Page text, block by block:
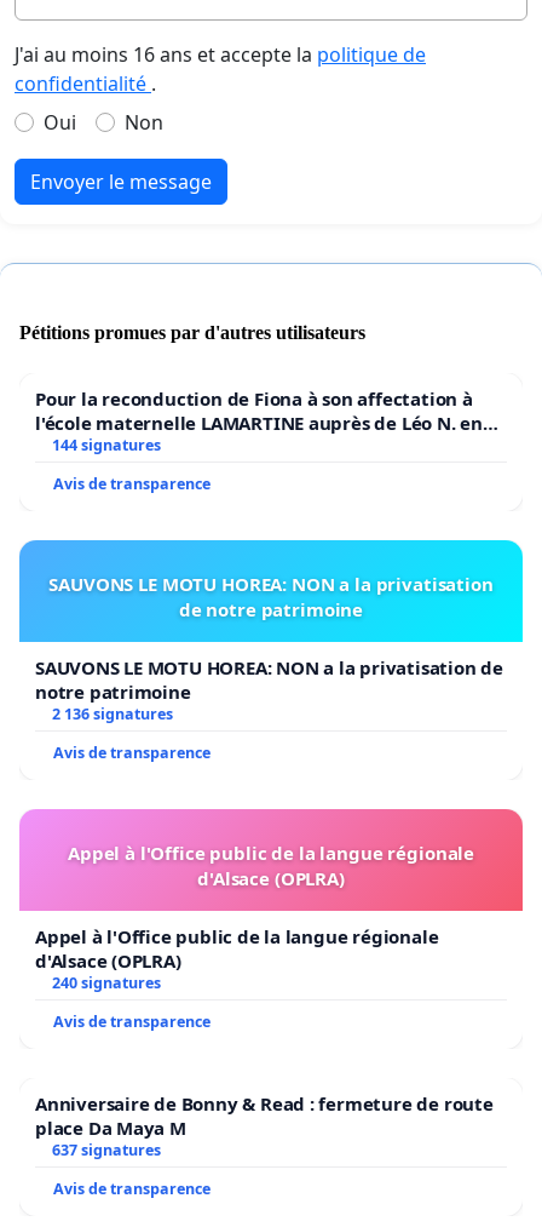
J'ai au moins 16 ans et accepte la politique de
confidentialité .
Oui
Non
Envoyer le message
Pétitions promues par d'autres utilisateurs
Pour la reconduction de Fiona à son affectation à
l'école maternelle LAMARTINE auprès de Léo N. en
2026/2027
144 signatures
Avis de transparence
SAUVONS LE MOTU HOREA: NON a la privatisation
de notre patrimoine
SAUVONS LE MOTU HOREA: NON a la privatisation de
notre patrimoine
2 136 signatures
Avis de transparence
Appel à l'Office public de la langue régionale
d'Alsace (OPLRA)
Appel à l'Office public de la langue régionale
d'Alsace (OPLRA)
240 signatures
Avis de transparence
Anniversaire de Bonny & Read : fermeture de route
place Da Maya M
637 signatures
Avis de transparence